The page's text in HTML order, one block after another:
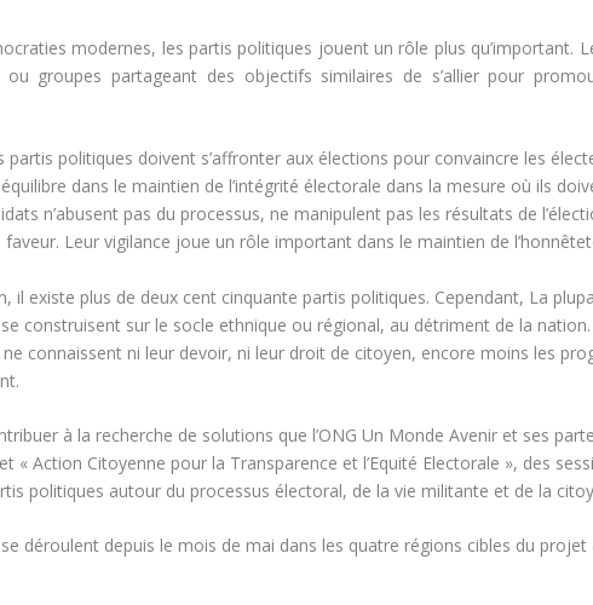
modernes, les partis politiques jouent un rôle plus qu’important.
ou groupes partageant des objectifs similaires de s’allier pour
partis politiques doivent s’affronter aux élections pour convaincre les
dans le maintien de l’intégrité électorale dans la mesure où ils
n’abusent pas du processus, ne manipulent pas les résultats de
Leur vigilance joue un rôle important dans le maintien de
il existe plus de deux cent cinquante partis politiques. Cependant, La
construisent sur le socle ethnique ou régional, au détriment de la
connaissent ni leur devoir, ni leur droit de citoyen, encore moins les
à la recherche de solutions que l’ONG Un Monde Avenir et ses
« Action Citoyenne pour la Transparence et l’Equité Electorale », des
politiques autour du processus électoral, de la vie militante et de la
déroulent depuis le mois de mai dans les quatre régions cibles du